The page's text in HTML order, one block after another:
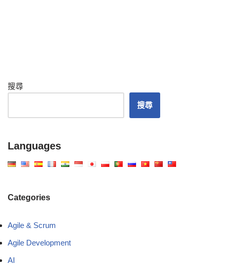
搜尋
搜尋
Languages
Categories
Agile & Scrum
Agile Development
AI